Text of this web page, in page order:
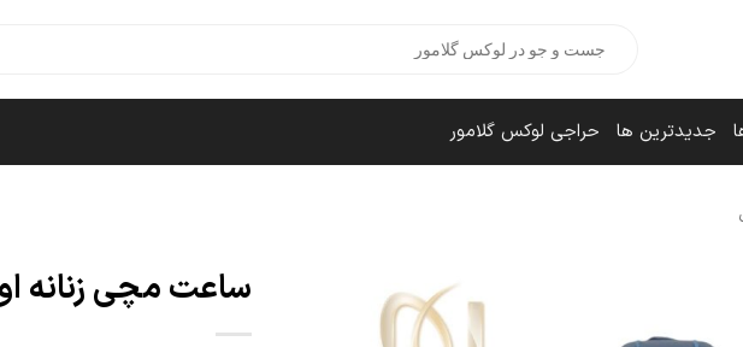
search
جدیدترین ها حراجی لوکس گلامور
ساعت مچی زنانه